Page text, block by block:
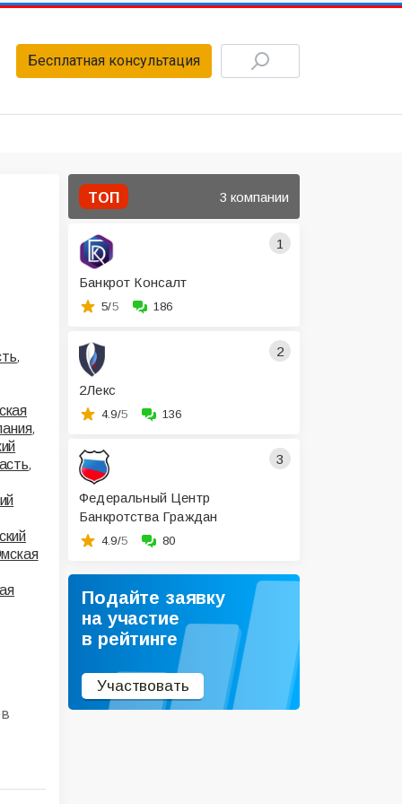
Бесплатная консультация
,
,
,
ТОП 3 компании
1
Банкрот Консалт
5/5 186
2
2Лекс
4.9/5 136
3
Федеральный Центр
Банкротства Граждан
4.9/5 80
Подайте заявку
на участие
в рейтинге
Участвовать